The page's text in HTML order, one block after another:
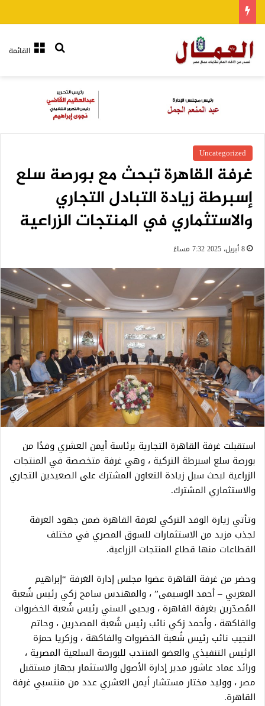
القائمةبحث عن
Uncategorized
غرفة القاهرة تبحث مع بورصة سلع
إسبرطة زيادة التبادل التجاري
والاستثماري في المنتجات الزراعية
8 أبريل، 2025 7:32 مساءً
استقبلت غرفة القاهرة التجارية برئاسة أيمن العشري وفدًا من
بورصة سلع اسبرطة التركية ، وهي غرفة متخصصة في المنتجات
الزراعية لبحث سبل زيادة التعاون المشترك على الصعيدين التجاري
والاستثماري المشترك.
وتأتي زيارة الوفد التركي لغرفة القاهرة ضمن جهود الغرفة
لجذب مزيد من الاستثمارات للسوق المصري في مختلف
القطاعات منها قطاع المنتجات الزراعية.
وحضر من غرفة القاهرة عضوا مجلس إدارة الغرفة “إبراهيم
المغربي – أحمد الوسيمى” ، والمهندس سامح زكي رئيس شُعبة
المُصدّرين بغرفة القاهرة ، ويحيى السني رئيس شُعبة الخضروات
والفاكهة ، وأحمد زكي نائب رئيس شُعبة المصدرين ، وحاتم
النجيب نائب رئيس شُعبة الخضروات والفاكهة ، وزكريا حمزة
الرئيس التنفيذي والعضو المنتدب للبورصة السلعية المصرية ،
ورائد عماد عاشور مدير إدارة الأصول والاستثمار بجهاز مستقبل
مصر ، ووليد مختار مستشار أيمن العشري عدد من منتسبي غرفة
القاهرة.